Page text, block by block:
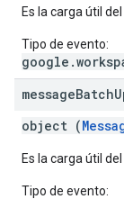
Es la carga útil
Tipo de evento:
messageBatch
object (
Es la carga útil
Tipo de evento: